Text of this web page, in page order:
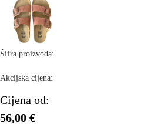
Šifra proizvoda:
Akcijska cijena:
Cijena od:
56,00 €